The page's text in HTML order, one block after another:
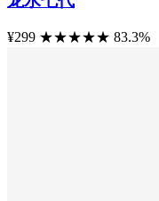
¥299 ★★★★★ 83.3%